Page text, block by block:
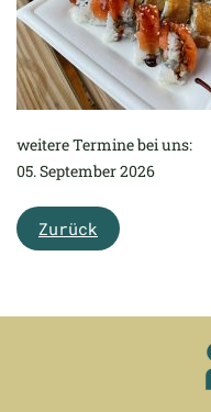
weitere Termine bei uns:
05. September 2026
Zurück